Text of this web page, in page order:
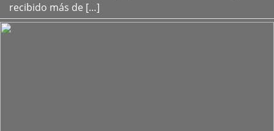
recibido más de […]